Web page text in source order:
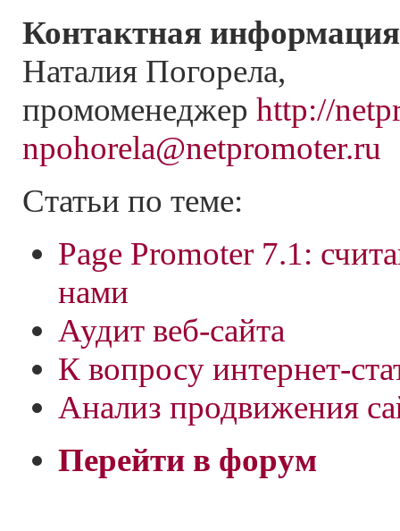
Контактная
Наталия Погорела,
промоменеджер http://
npohorela@netpromoter.ru
Статьи по теме:
Page Promoter 7.1:
нами
Аудит веб-сайта
К вопросу интернет-
Анализ продвижения
Перейти в форум